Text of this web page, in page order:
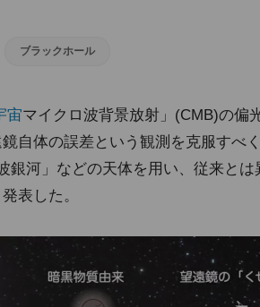
ブラックホール
宙マイクロ波背景放射」(CMB)の偏
自体の誤差という観測を克服すべ
銀河」などの天体を用い、従来と
表した。